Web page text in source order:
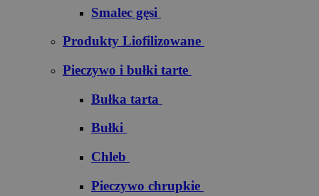
Smalec gęsi
Produkty Liofilizowane
Pieczywo i bułki tarte
Bułka tarta
Bułki
Chleb
Pieczywo chrupkie